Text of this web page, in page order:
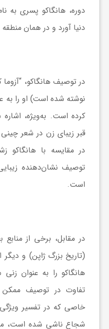
دوره، هانگاکو پسری به
دنیا آورد و در همان
در توصیف هانگاکو،
نوشته شده است) او را به
کرده است. به‌ویژه،
قبر زیبای زن در شعر
در مقایسه با
توصیف نشان‌دهنده
است.
در مقابل، برخی از
(تاریخ بزرگ ژاپن) و
هانگاکو را به عنوان
تفاوت در توصیف
خاصی که در تفسیر
شجاع ناشی شده است،